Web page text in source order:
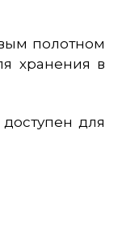
полотном
хранения в
для